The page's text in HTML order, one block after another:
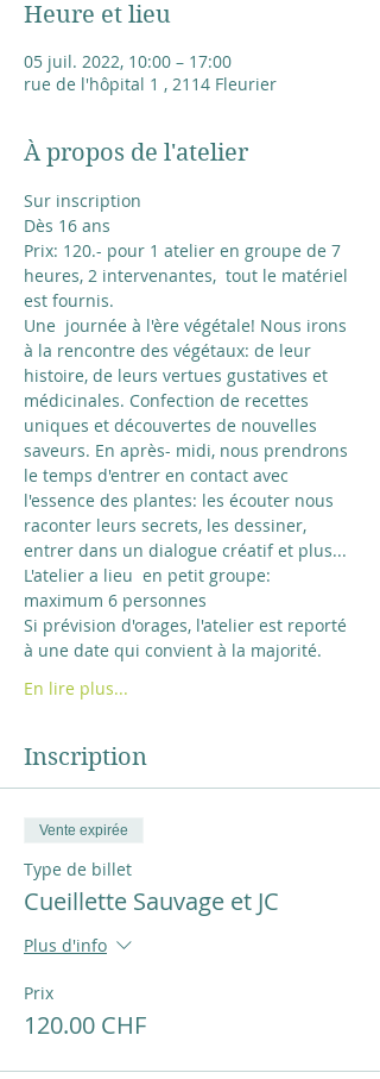
Heure et lieu
05 juil. 2022, 10:00 – 17:00
rue de l'hôpital 1 , 2114 Fleurier
À propos de l'atelier
Sur inscription
Dès 16 ans
Prix: 120.- pour 1 atelier en groupe de 7
heures, 2 intervenantes,  tout le matériel
est fournis.
Une  journée à l'ère végétale! Nous irons
à la rencontre des végétaux: de leur
histoire, de leurs vertues gustatives et
médicinales. Confection de recettes
uniques et découvertes de nouvelles
saveurs. En après- midi, nous prendrons
le temps d'entrer en contact avec
l'essence des plantes: les écouter nous
raconter leurs secrets, les dessiner,
entrer dans un dialogue créatif et plus...
L'atelier a lieu  en petit groupe:
maximum 6 personnes
Si prévision d'orages, l'atelier est reporté
à une date qui convient à la majorité.
En lire plus...
Inscription
Vente expirée
Type de billet
Cueillette Sauvage et JC
Plus d'info
Prix
120.00 CHF